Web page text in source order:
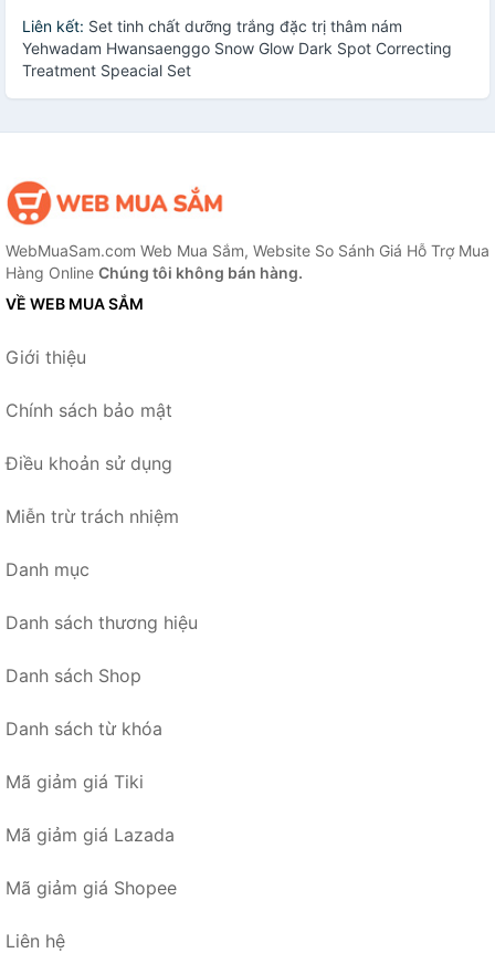
Liên kết: Set tinh chất dưỡng trắng đặc trị thâm nám
Yehwadam Hwansaenggo Snow Glow Dark Spot Correcting
Treatment Speacial Set
WebMuaSam.com Web Mua Sắm, Website So Sánh Giá Hỗ Trợ Mua
Hàng Online Chúng tôi không bán hàng.
VỀ WEB MUA SẮM
Giới thiệu
Chính sách bảo mật
Điều khoản sử dụng
Miễn trừ trách nhiệm
Danh mục
Danh sách thương hiệu
Danh sách Shop
Danh sách từ khóa
Mã giảm giá Tiki
Mã giảm giá Lazada
Mã giảm giá Shopee
Liên hệ